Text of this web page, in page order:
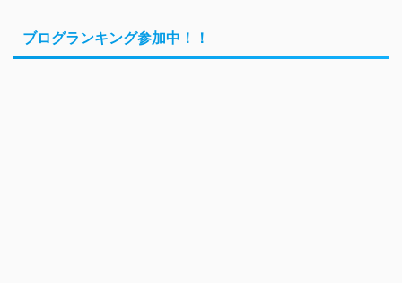
ブログランキング参加中！！